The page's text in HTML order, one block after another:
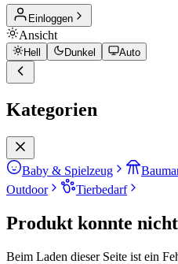
Einloggen
Ansicht
Hell Dunkel Auto
Kategorien
Baby & Spielzeug
Outdoor
Tierbedarf
Produkt konnte
Beim Laden dieser Seite ist ein